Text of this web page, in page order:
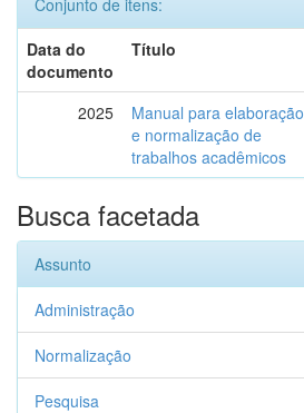
Conjunto de itens:
Data do
documento
Título
2025
Manual para elaboração
e normalização de
trabalhos acadêmicos
Busca facetada
Assunto
Administração
Normalização
Pesquisa